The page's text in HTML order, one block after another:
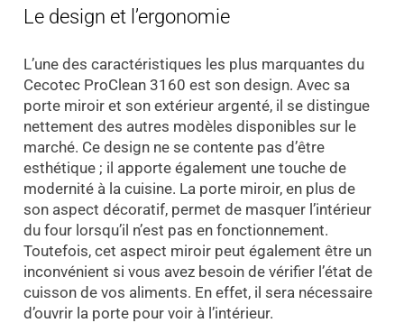
Le design et l’ergonomie
L’une des caractéristiques les plus marquantes du
Cecotec ProClean 3160 est son design. Avec sa
porte miroir et son extérieur argenté, il se distingue
nettement des autres modèles disponibles sur le
marché. Ce design ne se contente pas d’être
esthétique ; il apporte également une touche de
modernité à la cuisine. La porte miroir, en plus de
son aspect décoratif, permet de masquer l’intérieur
du four lorsqu’il n’est pas en fonctionnement.
Toutefois, cet aspect miroir peut également être un
inconvénient si vous avez besoin de vérifier l’état de
cuisson de vos aliments. En effet, il sera nécessaire
d’ouvrir la porte pour voir à l’intérieur.